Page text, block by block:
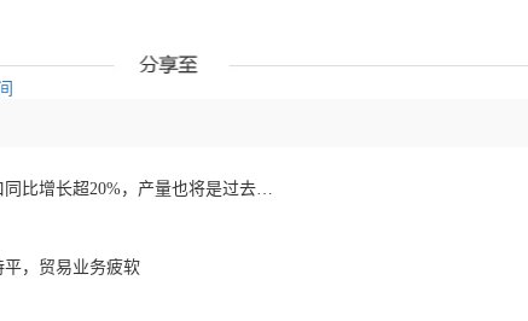
，贸易业务疲软